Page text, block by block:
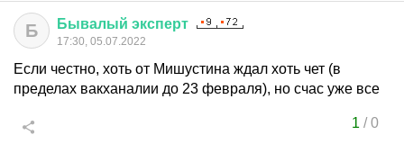
Б Бывалый эксперт
17:30, 05.07.2022
Если честно, хоть от Мишустина ждал хоть чет (в
пределах вакханалии до 23 февраля), но счас уже все
1 /0